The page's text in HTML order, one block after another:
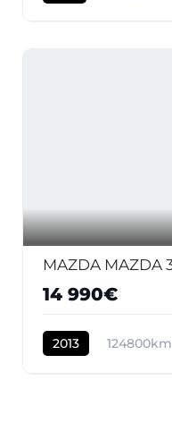
14 990€
2013 124800km